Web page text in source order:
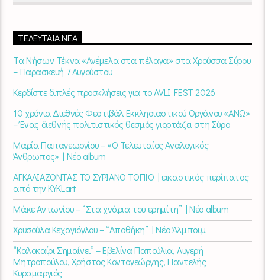
ΤΕΛΕΥΤΑΊΑ ΝΈΑ
Τα Νήσων Τέκνα «Ανέμελα στα πέλαγα» στα Χρούσσα Σύρου
– Παρασκευή 7 Αυγούστου
Κερδίστε διπλές προσκλήσεις για το AVLI FEST 2026
10 χρόνια Διεθνές Φεστιβάλ Εκκλησιαστικού Οργάνου «ΑΝΩ»
– Ένας διεθνής πολιτιστικός θεσμός γιορτάζει στη Σύρο​
Μαρία Παπαγεωργίου – «Ο Τελευταίος Αναλογικός
Άνθρωπος» | Νέο album
ΑΓΚΑΛΙΑΖΟΝΤΑΣ ΤΟ ΣΥΡΙΑΝΟ ΤΟΠΙΟ | εικαστικός περίπατος
από την KYKLart
Μάκε Αντωνίου – “Στα χνάρια του ερημίτη” | Νέο album
Χρυσούλα Κεχαγιόγλου – “Αποθήκη” | Νέο Άλμπουμ
“Καλοκαίρι Σημαίνει” – Εβελίνα Παπούλια, Λυγερή
Μητροπούλου, Χρήστος Κοντογεώργης, Παντελής
Κυραμαργιός